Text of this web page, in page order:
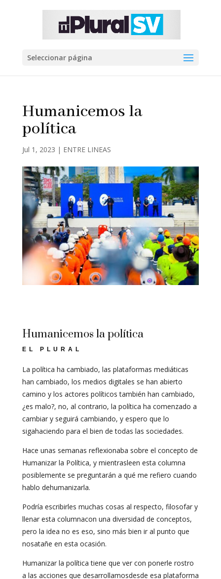
Seleccionar página
Humanicemos la
política
Jul 1, 2023 | ENTRE LINEAS
Humanicemos la política
EL PLURAL
La política ha cambiado, las plataformas mediáticas
han cambiado, los medios digitales se han abierto
camino y los actores políticos también han cambiado,
¿es malo?, no, al contrario, la política ha comenzado a
cambiar y seguirá cambiando, y espero que lo
sigahaciendo para el bien de todas las sociedades.
Hace unas semanas reflexionaba sobre el concepto de
Humanizar la Política, y mientrasleen esta columna
posiblemente se preguntarán a qué me refiero cuando
hablo dehumanizarla.
Podría escribirles muchas cosas al respecto, filosofar y
llenar esta columnacon una diversidad de conceptos,
pero la idea no es eso, sino más bien ir al punto que
nosatañe en esta ocasión.
Humanizar la política tiene que ver con ponerle rostro
a las acciones que desarrollamosdesde esa plataforma